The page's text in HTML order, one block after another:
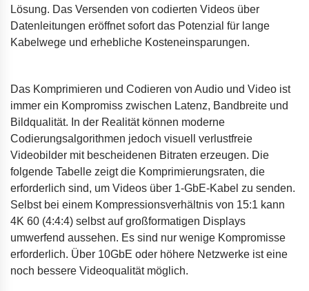
Lösung. Das Versenden von codierten Videos über
Datenleitungen eröffnet sofort das Potenzial für lange
Kabelwege und erhebliche Kosteneinsparungen.
Das Komprimieren und Codieren von Audio und Video ist
immer ein Kompromiss zwischen Latenz, Bandbreite und
Bildqualität. In der Realität können moderne
Codierungsalgorithmen jedoch visuell verlustfreie
Videobilder mit bescheidenen Bitraten erzeugen. Die
folgende Tabelle zeigt die Komprimierungsraten, die
erforderlich sind, um Videos über 1-GbE-Kabel zu senden.
Selbst bei einem Kompressionsverhältnis von 15:1 kann
4K 60 (4:4:4) selbst auf großformatigen Displays
umwerfend aussehen. Es sind nur wenige Kompromisse
erforderlich. Über 10GbE oder höhere Netzwerke ist eine
noch bessere Videoqualität möglich.